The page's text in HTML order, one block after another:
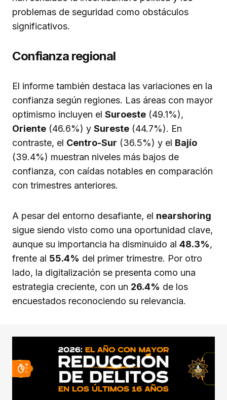
problemas de seguridad como obstáculos
significativos.
Confianza regional
El informe también destaca las variaciones en la
confianza según regiones. Las áreas con mayor
optimismo incluyen el Suroeste (49.1%),
Oriente (46.6%) y Sureste (44.7%). En
contraste, el Centro-Sur (36.5%) y el Bajío
(39.4%) muestran niveles más bajos de
confianza, con caídas notables en comparación
con trimestres anteriores.
A pesar del entorno desafiante, el nearshoring
sigue siendo visto como una oportunidad clave,
aunque su importancia ha disminuido al 48.3%,
frente al 55.4% del primer trimestre. Por otro
lado, la digitalización se presenta como una
estrategia creciente, con un 26.4% de los
encuestados reconociendo su relevancia.